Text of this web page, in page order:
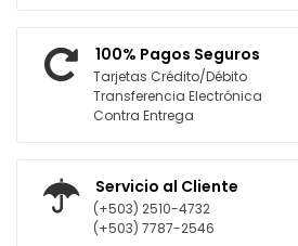
100% Pagos Seguros
Tarjetas Crédito/Débito
Transferencia Electrónica
Contra Entrega
Servicio al Cliente
(+503) 2510-4732
(+503) 7787-2546